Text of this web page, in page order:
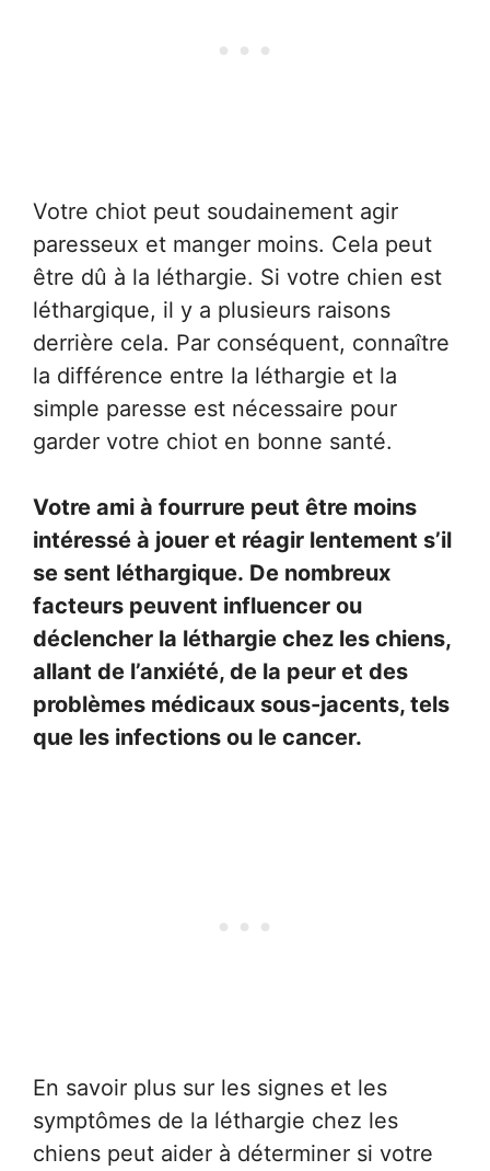
Votre chiot peut soudainement agir
paresseux et manger moins. Cela peut
être dû à la léthargie. Si votre chien est
léthargique, il y a plusieurs raisons
derrière cela. Par conséquent, connaître
la différence entre la léthargie et la
simple paresse est nécessaire pour
garder votre chiot en bonne santé.
Votre ami à fourrure peut être moins
intéressé à jouer et réagir lentement s’il
se sent léthargique. De nombreux
facteurs peuvent influencer ou
déclencher la léthargie chez les chiens,
allant de l’anxiété, de la peur et des
problèmes médicaux sous-jacents, tels
que les infections ou le cancer.
En savoir plus sur les signes et les
symptômes de la léthargie chez les
chiens peut aider à déterminer si votre